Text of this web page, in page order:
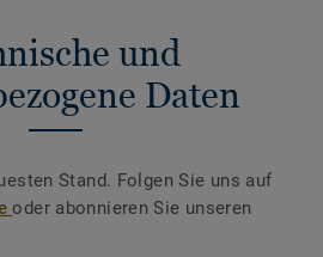
und
Daten
Stand. Folgen Sie uns auf
oder abonnieren Sie unseren